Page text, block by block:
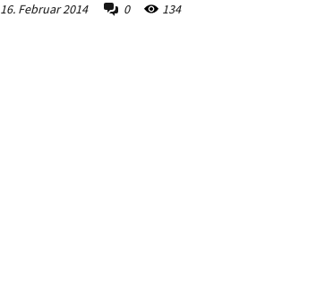
16. Februar 2014
0 134